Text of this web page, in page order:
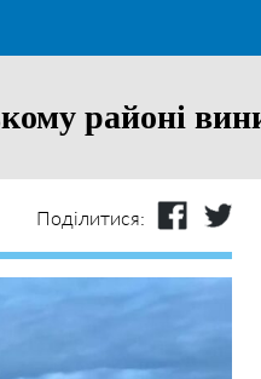
районі
Поділитися: